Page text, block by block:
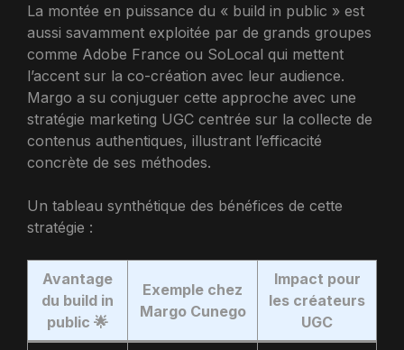
La montée en puissance du « build in public » est
aussi savamment exploitée par de grands groupes
comme Adobe France ou SoLocal qui mettent
l’accent sur la co-création avec leur audience.
Margo a su conjuguer cette approche avec une
stratégie marketing UGC centrée sur la collecte de
contenus authentiques, illustrant l’efficacité
concrète de ses méthodes.
Un tableau synthétique des bénéfices de cette
stratégie :
Avantage
du build in
public 🌟
Exemple chez
Margo Cunego
Impact pour
les créateurs
UGC